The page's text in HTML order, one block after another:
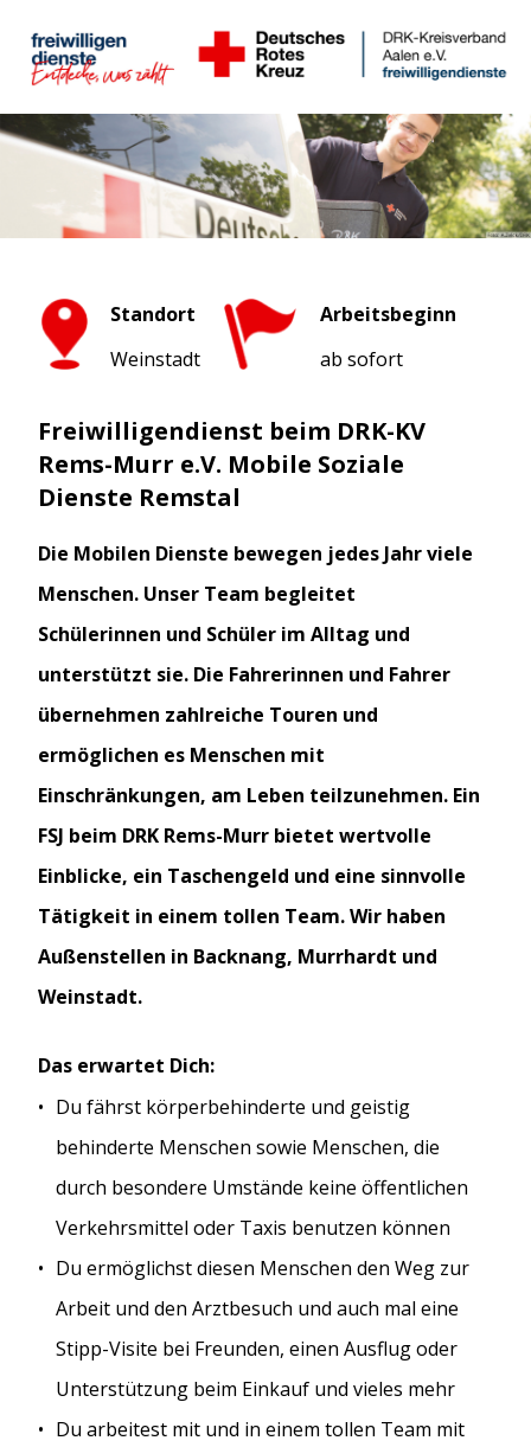
Standort
Weinstadt
Arbeitsbeginn
ab sofort
Freiwilligendienst beim DRK-KV
Rems-Murr e.V. Mobile Soziale
Dienste Remstal
Die Mobilen Dienste bewegen jedes Jahr viele
Menschen. Unser Team begleitet
Schülerinnen und Schüler im Alltag und
unterstützt sie. Die Fahrerinnen und Fahrer
übernehmen zahlreiche Touren und
ermöglichen es Menschen mit
Einschränkungen, am Leben teilzunehmen. Ein
FSJ beim DRK Rems-Murr bietet wertvolle
Einblicke, ein Taschengeld und eine sinnvolle
Tätigkeit in einem tollen Team. Wir haben
Außenstellen in Backnang, Murrhardt und
Weinstadt.
Das erwartet Dich:
Du fährst körperbehinderte und geistig
behinderte Menschen sowie Menschen, die
durch besondere Umstände keine öffentlichen
Verkehrsmittel oder Taxis benutzen können
Du ermöglichst diesen Menschen den Weg zur
Arbeit und den Arztbesuch und auch mal eine
Stipp-Visite bei Freunden, einen Ausflug oder
Unterstützung beim Einkauf und vieles mehr
Du arbeitest mit und in einem tollen Team mit